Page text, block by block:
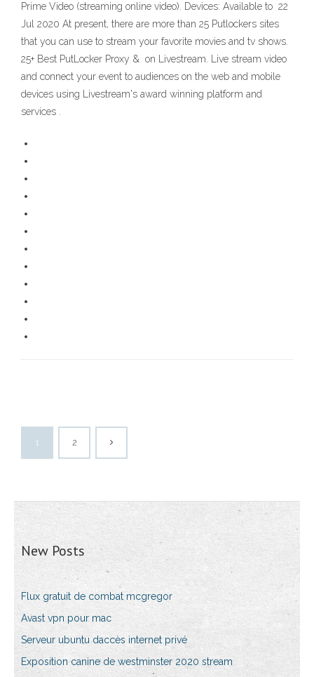
Prime Video (streaming online video). Devices: Available to 22
Jul 2020 At present, there are more than 25 Putlockers sites
that you can use to stream your favorite movies and tv shows.
25+ Best PutLocker Proxy & on Livestream. Live stream video
and connect your event to audiences on the web and mobile
devices using Livestream's award winning platform and
services .
1 2
New Posts
Flux gratuit de combat mcgregor
Avast vpn pour mac
Serveur ubuntu daccès internet privé
Exposition canine de westminster 2020 stream